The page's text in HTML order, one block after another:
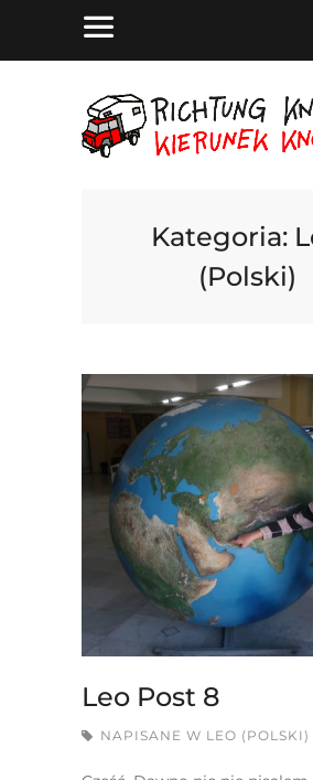
Kategoria:
(Polski)
Leo Post 8
NAPISANE W LEO (POLSKI)